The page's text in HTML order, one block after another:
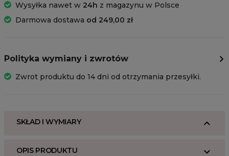
Wysyłka nawet w 24h z magazynu w Polsce
Darmowa dostawa od 249,00 zł
Polityka wymiany i zwrotów
Zwrot produktu do 14 dni od otrzymania przesyłki.
SKŁAD I WYMIARY
OPIS PRODUKTU